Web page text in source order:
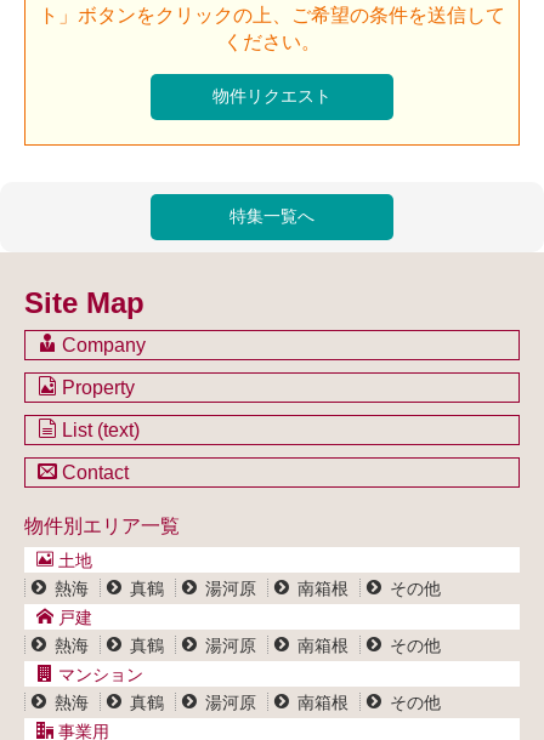
ト」ボタンをクリックの上、ご希望の条件を送信して
ください。
Site Map
Company
会社のご案内
不動産を売却したい方
不動産買取システム
Property
土地一覧
マンション一覧
事業用物件一覧
List (text)
土地一覧
マンション一覧
事業用物件一覧
Contact
ブログ
プライバシーポリシー
サイトポリシー
物件別エリア一覧
土地
熱海
真鶴 湯河原 南箱根
その他
戸建
熱海
真鶴 湯河原 南箱根
その他
マンション
熱海
真鶴 湯河原 南箱根
その他
事業用